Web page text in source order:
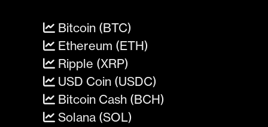
Bitcoin (BTC)
Ethereum (ETH)
Ripple (XRP)
USD Coin (USDC)
Bitcoin Cash (BCH)
Solana (SOL)